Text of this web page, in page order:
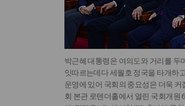
박근혜 대통령은 여의도와 거리를 두
잇따르는데다 세월호 정국을 타개하
운영에 있어 국회의 중요성은 더욱
회 본관 로텐더홀에서 열린 국회개원